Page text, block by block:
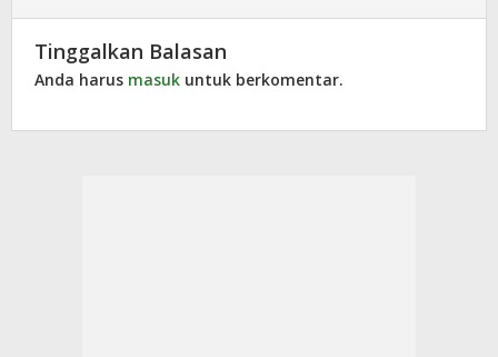
Tinggalkan Balasan
Anda harus masuk untuk berkomentar.